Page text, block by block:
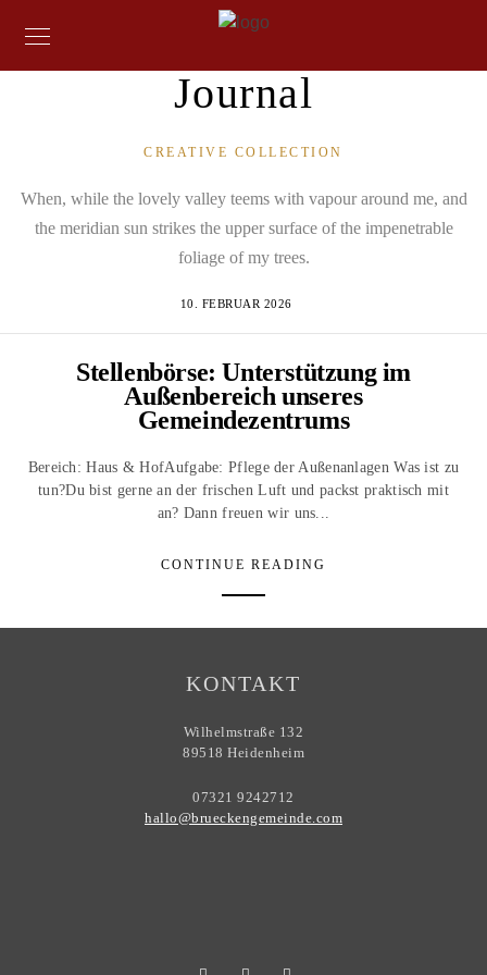
Journal
CREATIVE COLLECTION
When, while the lovely valley teems with vapour around me, and
the meridian sun strikes the upper surface of the impenetrable
foliage of my trees.
10. FEBRUAR 2026
Stellenbörse: Unterstützung im
Außenbereich unseres
Gemeindezentrums
Bereich: Haus & HofAufgabe: Pflege der Außenanlagen Was ist zu
tun?Du bist gerne an der frischen Luft und packst praktisch mit
an? Dann freuen wir uns...
CONTINUE READING
KONTAKT
Wilhelmstraße 132
89518 Heidenheim
07321 9242712
hallo@brueckengemeinde.com